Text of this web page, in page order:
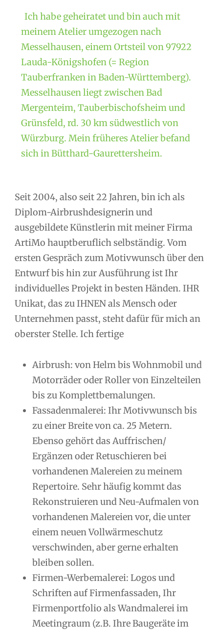
Ich habe geheiratet und bin auch mit
meinem Atelier umgezogen nach
Messelhausen, einem Ortsteil von 97922
Lauda-Königshofen (= Region
Tauberfranken in Baden-Württemberg).
Messelhausen liegt zwischen Bad
Mergenteim, Tauberbischofsheim und
Grünsfeld, rd. 30 km südwestlich von
Würzburg. Mein früheres Atelier befand
sich in Bütthard-Gaurettersheim.
Seit 2004, also seit 22 Jahren, bin ich als
Diplom-Airbrushdesignerin und
ausgebildete Künstlerin mit meiner Firma
ArtiMo hauptberuflich selbständig. Vom
ersten Gespräch zum Motivwunsch über den
Entwurf bis hin zur Ausführung ist Ihr
individuelles Projekt in besten Händen. IHR
Unikat, das zu IHNEN als Mensch oder
Unternehmen passt, steht dafür für mich an
oberster Stelle. Ich fertige
Airbrush: von Helm bis Wohnmobil und
Motorräder oder Roller von Einzelteilen
bis zu Komplettbemalungen.
Fassadenmalerei: Ihr Motivwunsch bis
zu einer Breite von ca. 25 Metern.
Ebenso gehört das Auffrischen/
Ergänzen oder Retuschieren bei
vorhandenen Malereien zu meinem
Repertoire. Sehr häufig kommt das
Rekonstruieren und Neu-Aufmalen von
vorhandenen Malereien vor, die unter
einem neuen Vollwärmeschutz
verschwinden, aber gerne erhalten
bleiben sollen.
Firmen-Werbemalerei: Logos und
Schriften auf Firmenfassaden, Ihr
Firmenportfolio als Wandmalerei im
Meetingraum (z.B. Ihre Baugeräte im